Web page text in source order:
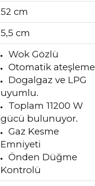
52 cm
5,5 cm
Wok Gözlü
Otomatik ateşleme
Dogalgaz ve LPG
uyumlu.
Toplam 11200 W
gücü bulunuyor.
Gaz Kesme
Emniyeti
Önden Düğme
Kontrolü